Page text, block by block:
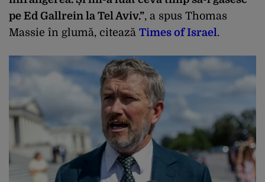
pe Ed Gallrein la Tel Aviv.”, a spus Thomas
Massie în glumă, citează Times of Israel.